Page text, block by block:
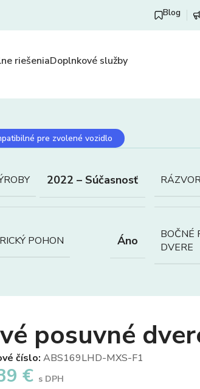
Blog
riešeniaDoplnkové služby
pre zvolené vozidlo
2022 – Súčasnosť
POHON Áno
BOČNÉ
DVERE
posuvné
číslo: ABS169LHD-MXS-F1
€ s DPH